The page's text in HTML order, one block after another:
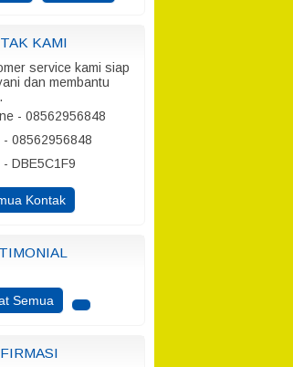
KAMI
service kami siap
dan membantu
- 08562956848
- 08562956848
- DBE5C1F9
Kontak
Semua